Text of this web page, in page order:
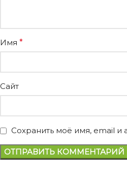
Имя *
Сайт
Сохранить моё имя, email